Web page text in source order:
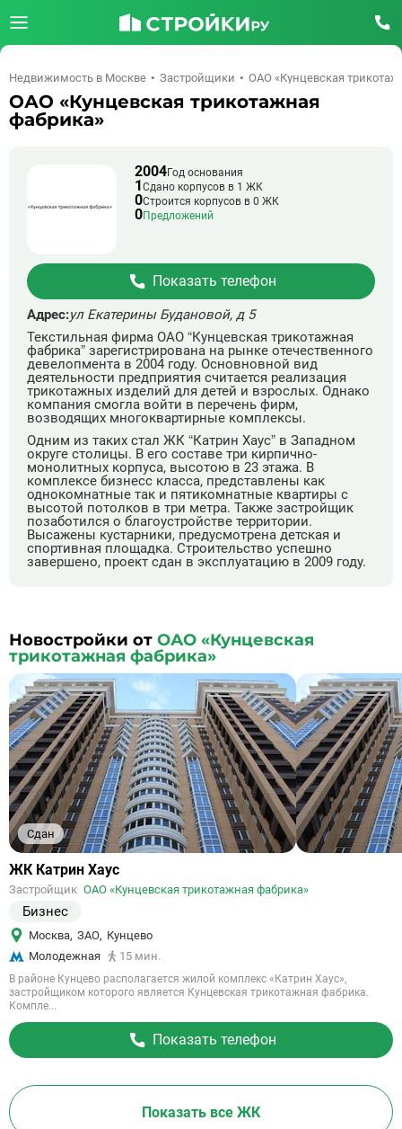
Недвижимость в Москве Застройщики ОАО «Кунцевская
ОАО «Кунцевская трикотажная
фабрика»
2004Год основания
1Сдано корпусов в 1 ЖК
0Строится корпусов в 0 ЖК
0Предложений
Показать телефон
Адрес:ул Екатерины Будановой, д 5
Текстильная фирма ОАО “Кунцевская трикотажная
фабрика” зарегистрирована на рынке отечественного
девелопмента в 2004 году. Основновной вид
деятельности предприятия считается реализация
трикотажных изделий для детей и взрослых. Однако
компания смогла войти в перечень фирм,
возводящих многоквартирные комплексы.
Одним из таких стал ЖК “Катрин Хаус” в Западном
округе столицы. В его составе три кирпично-
монолитных корпуса, высотою в 23 этажа. В
комплексе бизнесс класса, представлены как
однокомнатные так и пятикомнатные квартиры с
высотой потолков в три метра. Также застройщик
позаботился о благоустройстве территории.
Высажены кустарники, предусмотрена детская и
спортивная площадка. Строительство успешно
завершено, проект сдан в эксплуатацию в 2009 году.
Новостройки от ОАО «Кунцевская
трикотажная фабрика»
Сдан
Ссылка
объект
ЖК Катрин Хаус
Застройщик ОАО «Кунцевская трикотажная фабрика»
Бизнес
Москва, ЗАО, Кунцево
Молодежная
15 мин.
В районе Кунцево располагается жилой комплекс «Катрин Хаус»,
застройщиком которого является Кунцевская трикотажная фабрика.
Компле...
Показать телефон
Показать все ЖК